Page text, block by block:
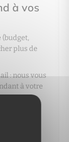
à vos
(budget,
plus de
: nous vous
à votre